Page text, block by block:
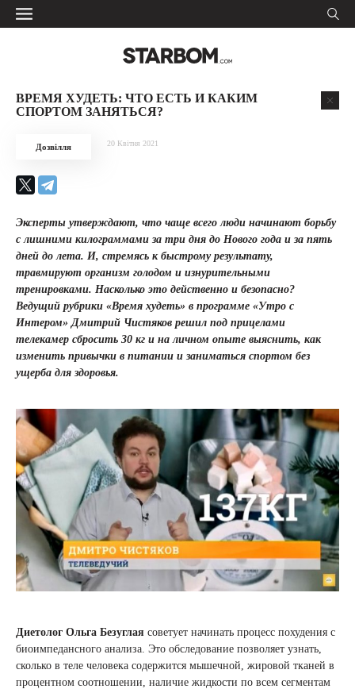
ВРЕМЯ ХУДЕТЬ: ЧТО ЕСТЬ И КАКИМ
СПОРТОМ ЗАНЯТЬСЯ?
Дозвілля 20 Квітня 2021
Эксперты утверждают, что чаще всего люди начинают борьбу
с лишними килограммами за три дня до Нового года и за пять
дней до лета. И, стремясь к быстрому результату,
травмируют организм голодом и изнурительными
тренировками. Насколько это действенно и безопасно?
Ведущий рубрики «Время худеть» в программе «Утро с
Интером» Дмитрий Чистяков решил под прицелами
телекамер сбросить 30 кг и на личном опыте выяснить, как
изменить привычки в питании и заниматься спортом без
ущерба для здоровья.
Диетолог Ольга Безуглая советует начинать процесс похудения с
биоимпедансного анализа. Это обследование позволяет узнать,
сколько в теле человека содержится мышечной, жировой тканей в
процентном соотношении, наличие жидкости по всем сегментам